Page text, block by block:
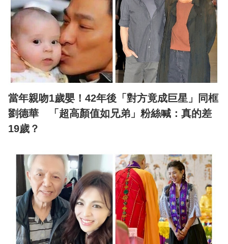
當年親吻1歲嬰！42年後「對方竟成巨星」同框
劉德華 「超高顏值如兄弟」粉絲喊：真的差
19歲？